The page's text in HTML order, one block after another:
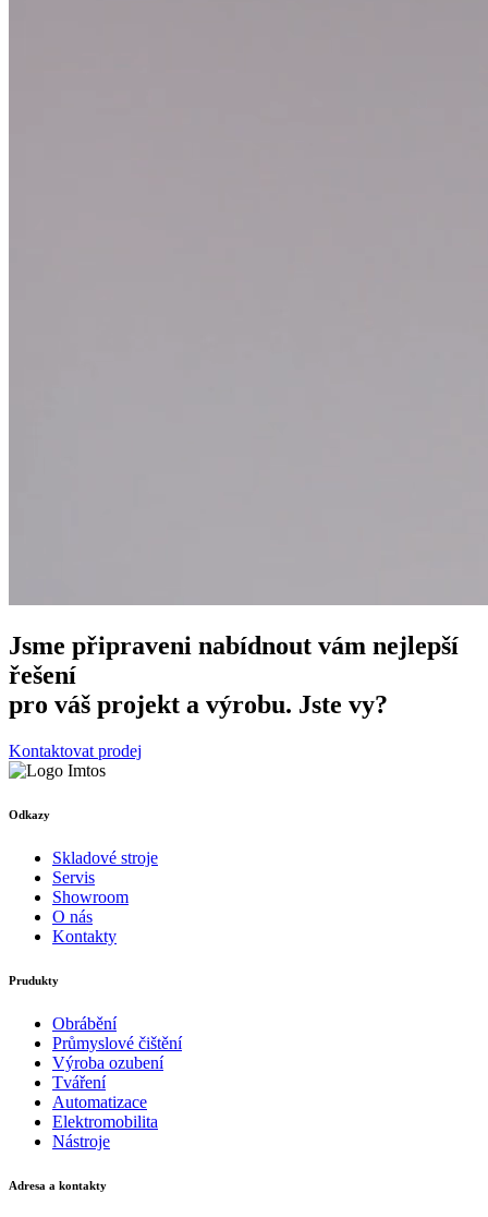
Jsme připraveni nabídnout vám nejlepší
řešení
pro váš projekt a výrobu. Jste vy?
Kontaktovat prodej
Odkazy
Skladové stroje
Servis
Showroom
O nás
Kontakty
Prudukty
Obrábění
Průmyslové čištění
Výroba ozubení
Tváření
Automatizace
Elektromobilita
Nástroje
Adresa a kontakty